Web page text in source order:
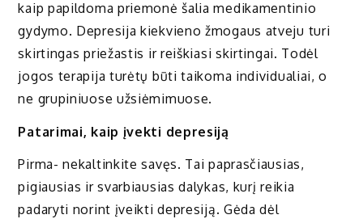
kaip papildoma priemonė šalia medikamentinio
gydymo. Depresija kiekvieno žmogaus atveju turi
skirtingas priežastis ir reiškiasi skirtingai. Todėl
jogos terapija turėtų būti taikoma individualiai, o
ne grupiniuose užsiėmimuose.
Patarimai, kaip įvekti depresiją
Pirma- nekaltinkite savęs. Tai paprasčiausias,
pigiausias ir svarbiausias dalykas, kurį reikia
padaryti norint įveikti depresiją. Gėda dėl